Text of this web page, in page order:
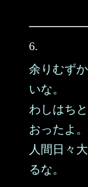
6.
余りむず
いな。
わしはち
おったよ。
人間日々
るな。